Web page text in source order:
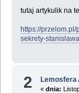
tutaj artykulik na
https://
sekrety-
2 Lemosfera
«dnia: